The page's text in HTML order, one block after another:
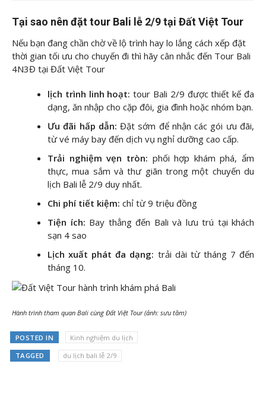
Tại sao nên đặt tour Bali lễ 2/9 tại Đất Việt Tour
Nếu bạn đang chần chờ về lộ trình hay lo lắng cách xếp đặt
thời gian tối ưu cho chuyến đi thì hãy cân nhắc đến Tour Bali
4N3Đ tại Đất Việt Tour
lịch trình linh hoạt: tour Bali 2/9 được thiết kế đa
dạng, ăn nhập cho cặp đôi, gia đình hoặc nhóm bạn.
Ưu đãi hấp dẫn: Đặt sớm để nhận các gói ưu đãi,
từ vé máy bay đến dịch vụ nghỉ dưỡng cao cấp.
Trải nghiệm vẹn tròn: phối hợp khám phá, ẩm
thực, mua sắm và thư giãn trong một chuyến du
lịch Bali lễ 2/9 duy nhất.
Chi phí tiết kiệm: chỉ từ 9 triệu đồng
Tiện ích: Bay thẳng đến Bali và lưu trú tại khách
sạn 4 sao
Lịch xuất phát đa dạng: trải dài từ tháng 7 đến
tháng 10.
Hành trình tham quan Bali cùng Đất Việt Tour (ảnh: sưu tầm)
POSTED IN Kinh nghiệm du lịch
TAGGED du lịch bali lễ 2/9